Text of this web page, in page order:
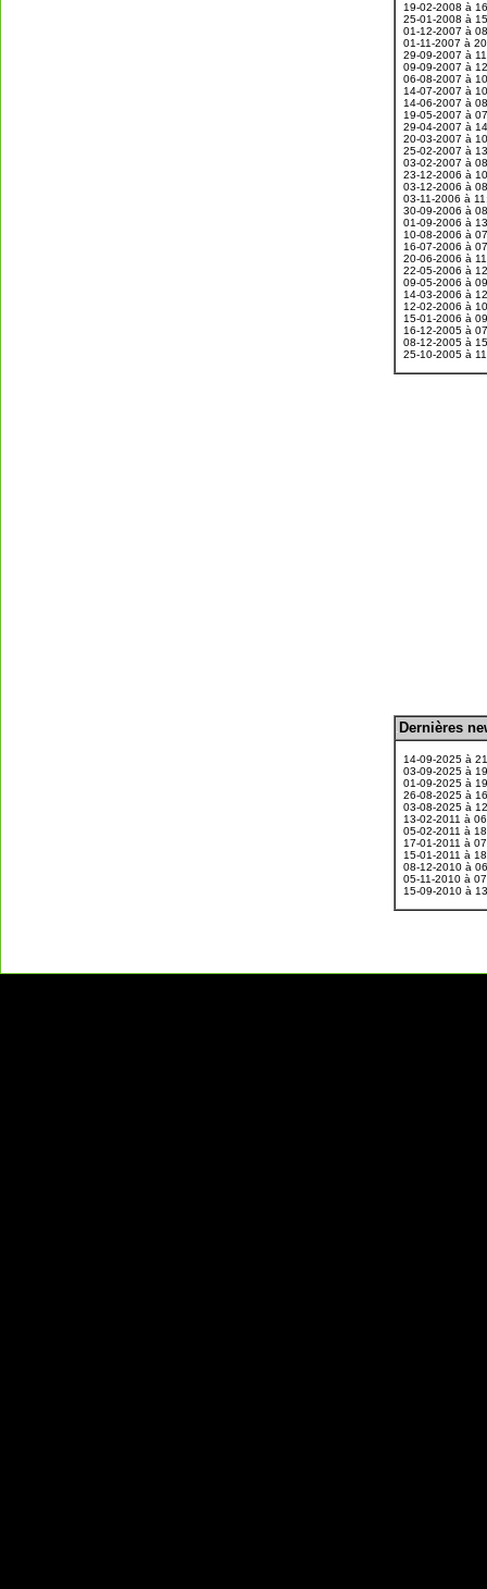
19-02-2008 à
25-01-2008 à
01-12-2007 à
01-11-2007 à
29-09-2007 à
09-09-2007 à
06-08-2007 à
14-07-2007 à
14-06-2007 à
19-05-2007 à
29-04-2007 à
20-03-2007 à
25-02-2007 à
03-02-2007 à
23-12-2006 à
03-12-2006 à
03-11-2006 à
30-09-2006 à
01-09-2006 à
10-08-2006 à
16-07-2006 à
20-06-2006 à
22-05-2006 à
09-05-2006 à
14-03-2006 à
12-02-2006 à
15-01-2006 à
16-12-2005 à
08-12-2005 à
25-10-2005 à
Dernières
14-09-2025 à
03-09-2025 à
01-09-2025 à
26-08-2025 à
03-08-2025 à
13-02-2011 à
05-02-2011 à
17-01-2011 à
15-01-2011 à
08-12-2010 à
05-11-2010 à
15-09-2010 à